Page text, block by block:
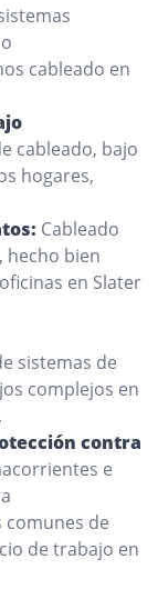
cableado en
cableado, bajo
hogares,
Cableado
bien
en Slater
sistemas de
complejos en
contra
e
de
de trabajo en